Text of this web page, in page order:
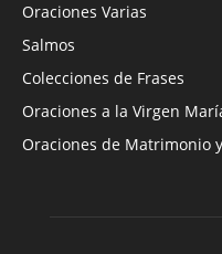
Oraciones Varias
Salmos
Colecciones de Frases
Oraciones a la Virgen
Oraciones de Matrimonio